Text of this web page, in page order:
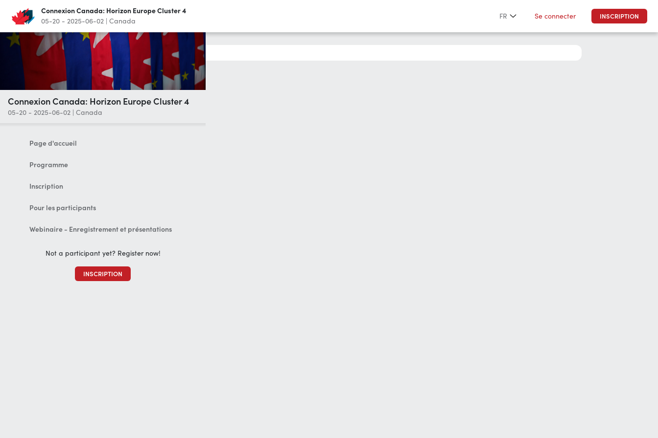
Connexion Canada: Horizon Europe Cluster 4
05-20 - 2025-06-02 | Canada
Page d'accueil
Programme
Inscription
Pour les participants
Webinaire - Enregistrement et présentations
Not a participant yet? Register now!
INSCRIPTION
Connexion Canada: Horizon Europe Cluster 4
05-20 - 2025-06-02 | Canada
FR Se connecter INSCRIPTION